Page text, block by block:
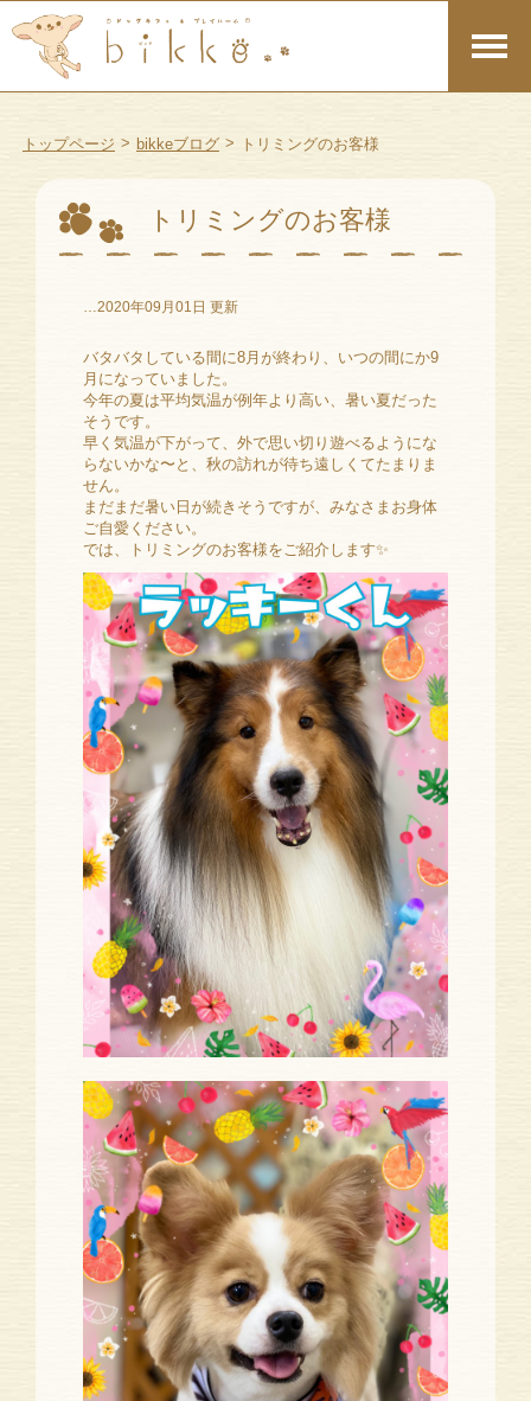
トップページ > bikkeブログ > トリミングのお客様
トリミングのお客様
…2020年09月01日 更新
バタバタしている間に8月が終わり、いつの間にか9
月になっていました。
今年の夏は平均気温が例年より高い、暑い夏だった
そうです。
早く気温が下がって、外で思い切り遊べるようにな
らないかな〜と、秋の訪れが待ち遠しくてたまりま
せん。
まだまだ暑い日が続きそうですが、みなさまお身体
ご自愛ください。
では、トリミングのお客様をご紹介します✨